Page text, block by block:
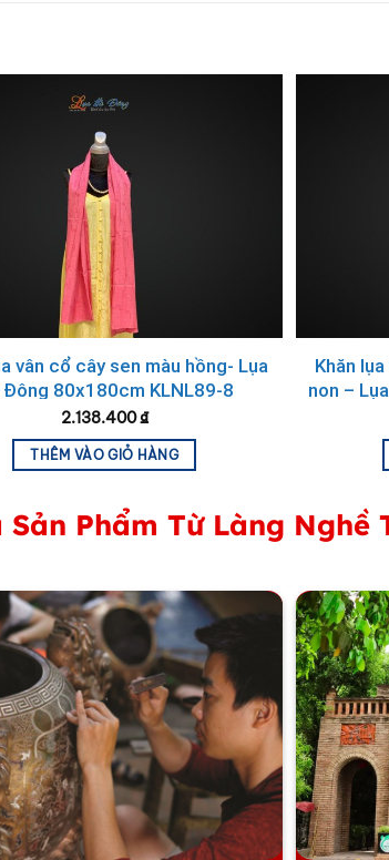
sự kiện cao cấp.
hoặc người thân.
đỉnh cao.
ở đâu?
chính gốc từ làng nghề Vạn Phúc. Mỗi
phong cách của bạn ngay hôm nay với
vân cổ cây sen màu hồng- Lụa
Đông 80x180cm KLNL89-8
2.138.400₫
THÊM VÀO GIỎ HÀNG
Khăn
non –
Sản Phẩm Từ Làng Nghề